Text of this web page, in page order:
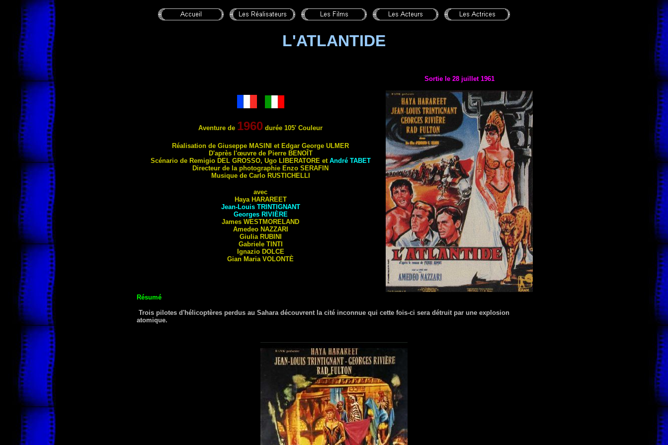
L'ATLANTIDE
Aventure de 1960 durée 105' Couleur
Réalisation de Giuseppe MASINI et Edgar George ULMER
D'après l'œuvre de Pierre BENOÎT
Scénario de Remigio DEL GROSSO, Ugo LIBERATOREet André TABET
Directeur de la photographie Enzo SERAFIN
Musique de Carlo RUSTICHELLI
avec
Haya HARAREET
Jean-Louis TRINTIGNANT
Georges RIVIÈRE
James WESTMORELAND
Amedeo NAZZARI
Giulia RUBINI
Gabriele TINTI
Ignazio DOLCE
Gian Maria VOLONTÈ
Sortie le 28 juillet 1961
Résumé
Trois pilotes d'hélicoptères perdus au Sahara découvrent la cité inconnue qui cette fois-ci sera détruit par une explosion
atomique.